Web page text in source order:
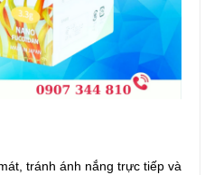
tránh ánh nắng trực tiếp và